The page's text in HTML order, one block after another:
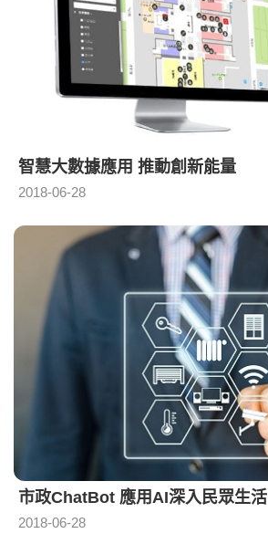
智慧大數據應用 推動創新能量
2018-06-28
市政ChatBot 應用AI深入民眾生活
2018-06-28